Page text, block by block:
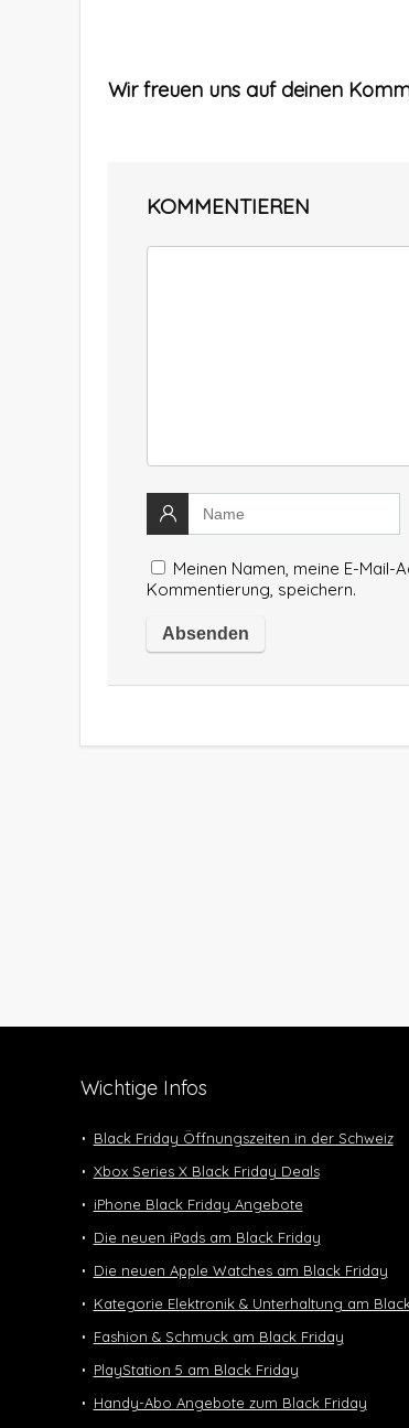
Wir freuen uns auf deinen
KOMMENTIEREN
Meinen Namen, meine E-
Kommentierung, speichern.
Wichtige Infos
Black Friday Öffnungszeiten in der Schweiz
Xbox Series X Black Friday Deals
iPhone Black Friday Angebote
Die neuen iPads am Black Friday
Die neuen Apple Watches am Black Friday
Kategorie Elektronik & Unterhaltung am
Fashion & Schmuck am Black Friday
PlayStation 5 am Black Friday
Handy-Abo Angebote zum Black Friday